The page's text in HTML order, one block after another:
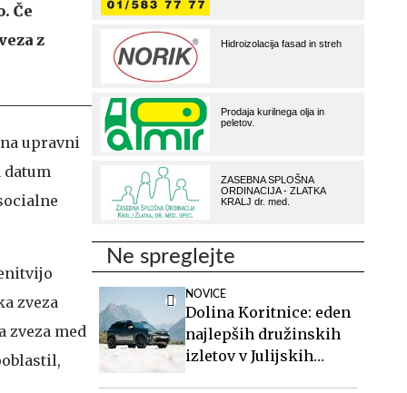
Če
z
upravni
zveza
zveza med
Ne spreglejte
NOVICE
Dolina Koritnice: eden
najlepših družinskih
izletov v Julijskih